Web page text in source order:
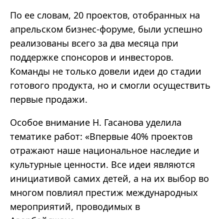
По ее словам, 20 проектов, отобранных на
апрельском бизнес-форуме, были успешно
реализованы всего за два месяца при
поддержке спонсоров и инвесторов.
Команды не только довели идеи до стадии
готового продукта, но и смогли осуществить
первые продажи.
Особое внимание Н. Гасанова уделила
тематике работ: «Впервые 40% проектов
отражают наше национальное наследие и
культурные ценности. Все идеи являются
инициативой самих детей, а на их выбор во
многом повлиял престиж международных
мероприятий, проводимых в